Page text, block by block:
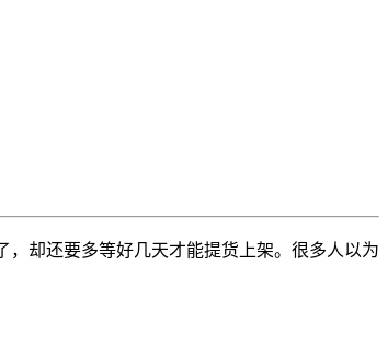
却还要多等好几天才能提货上架。很多人以为